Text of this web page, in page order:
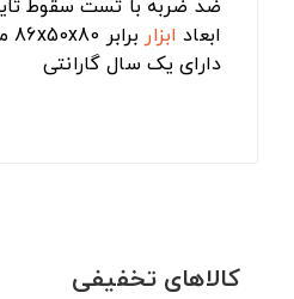
ضد ضربه با تست سقوط تایید
ابعاد ابزار برابر 86x50x80 میلی‌متر و وزن سبک 305 گرم
دارای یک سال گارانتی
کالاهای تخفیفی